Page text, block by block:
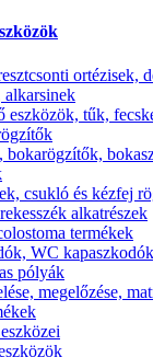
ortézisek,
eszközök, tűk,
bokarögzítők,
csukló és kézfej
alkatrészek
termékek
WC
pólyák
megelőzése,